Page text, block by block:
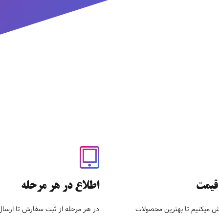
قیمت
میکنیم تا بهترین محصولات
اطلاع در هر مرحله
در هر مرحله از ثبت سفارش تا